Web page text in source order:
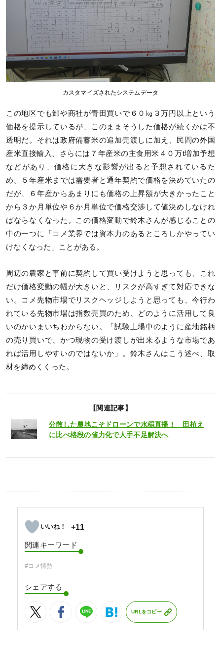
カスタマイズされたシステムデータ
この地区でも卸や商社が青田買いで６０㎏３万円以上という
価格を提示しているが、このままそうした価格が続くかは不
透明だ。それは政府備蓄米の追加売渡しに加え、民間の外国
産米直接輸入、さらには７年産米の主食用米４０万t増加予想
などがあり、価格に大きな影響が出ると予想されているた
め。５年産米までは需要者と通年契約で価格を決めていたの
だが、６年産からあまりにも価格の上昇額が大きかったこと
から３か月単位や６か月単位で価格交渉して値決めしなけれ
ばならなくなった。この価格変動で鈴木さんが感じることの
中の一つに「コメ業界では資本力のあるところしかやってい
けなくなった」ことがある。
周辺の農家と事前に契約して買い受けようと思っても、これ
だけ価格変動の幅が大きいと、リスクが高すぎて対応できな
い。コメ先物市場でリスクヘッジしようと思っても、今行わ
れている先物市場は指数売買のため、どのように活用して良
いのかいまいちわからない。「試験上場中のように産地銘柄
の売り買いで、かつ現物の受け渡しが出来るような市場であ
れば活用しやすいのではないか」。鈴木さんはこう述べ、取
材を締めくくった。
【関連記事】
分散した農地こそドローンで水稲直播！ 田植え
に比べ格段の省力化で人手不足解決へ
+11
関連キーワード
#コメ情勢
シェアする
URLをコピー